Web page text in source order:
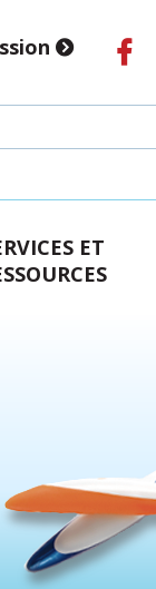
ET